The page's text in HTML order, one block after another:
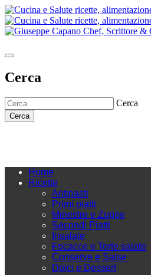
Cerca
Cerca
Cerca
Home
Ricette
Antipasti
Primi piatti
Minestre e Zuppe
Secondi Piatti
Insalate
Focacce e Torte salate
Conserve e Salse
Dolci e Dessert